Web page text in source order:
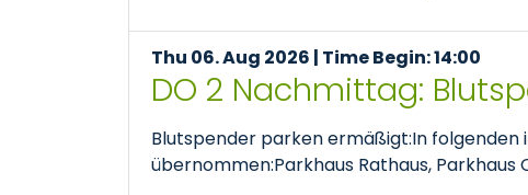
Thu 06. Aug 2026 | Time Begin: 14:00
DO 2 Nachmittag:
Blutspender parken ermäßigt:In folgenden
übernommen:Parkhaus Rathaus,